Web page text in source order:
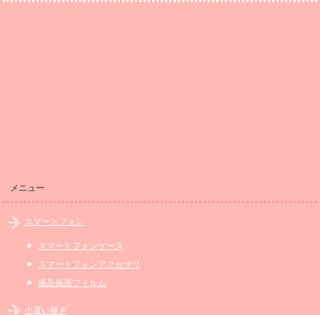
メニュー
スマートフォン
スマートフォンケース
スマートフォンアクセサリ
液晶保護フィルム
小遣い稼ぎ